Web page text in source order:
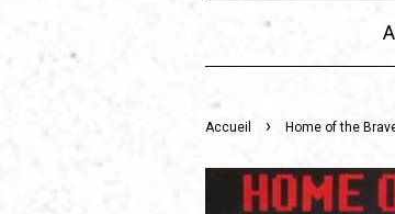
Accueil › Home of the